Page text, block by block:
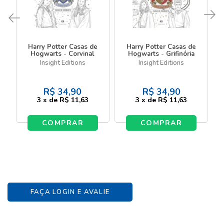
Harry Potter Casas de
Hogwarts - Corvinal
Insight Editions
R$ 34,90
3 x de R$ 11,63
COMPRAR
Harry Potter Casas de
Hogwarts - Grifinória
Insight Editions
R$ 34,90
3 x de R$ 11,63
COMPRAR
FAÇA LOGIN E AVALIE